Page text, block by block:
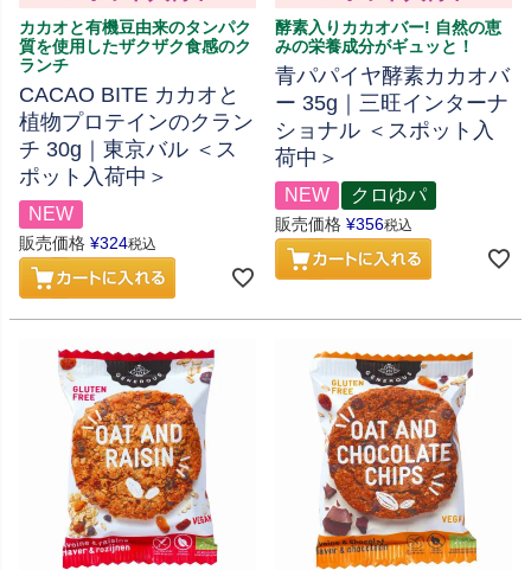
カカオと有機豆由来のタンパク
質を使用したザクザク食感のク
ランチ
CACAO BITE カカオと
植物プロテインのクラン
チ 30g｜東京バル ＜ス
ポット入荷中＞
NEW
販売価格 ¥324税込
酵素入りカカオバー! 自然の恵
みの栄養成分がギュッと！
青パパイヤ酵素カカオバ
ー 35g｜三旺インターナ
ショナル ＜スポット入
荷中＞
NEW クロゆパ
販売価格 ¥356税込